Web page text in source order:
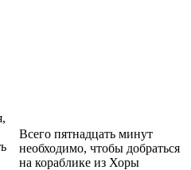
Всего пятнадцать минут
необходимо, чтобы добраться
на кораблике из Хоры